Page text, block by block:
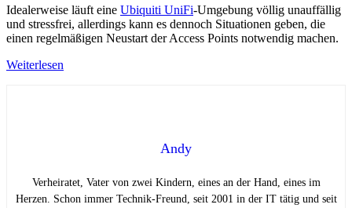
Idealerweise läuft eine Ubiquiti UniFi-Umgebung völlig unauffällig
und stressfrei, allerdings kann es dennoch Situationen geben, die
einen regelmäßigen Neustart der Access Points notwendig machen.
Weiterlesen
Andy
Verheiratet, Vater von zwei Kindern, eines an der Hand, eines im
Herzen. Schon immer Technik-Freund, seit 2001 in der IT tätig und seit